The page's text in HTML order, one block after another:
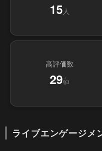
15人
高評価数
29👍
ライブエンゲージメ